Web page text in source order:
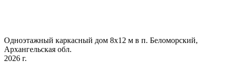
Одноэтажный каркасный дом 8х12 м в п. Беломорский,
Архангельская обл.
2026 г.